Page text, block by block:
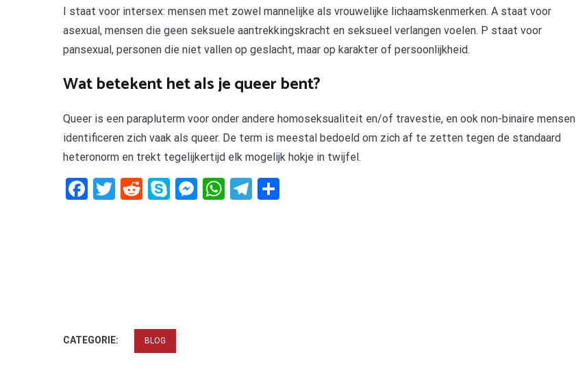
I staat voor intersex: mensen met zowel mannelijke als vrouwelijke lichaamskenmerken. A staat voor
asexual, mensen die geen seksuele aantrekkingskracht en seksueel verlangen voelen. P staat voor
pansexual, personen die niet vallen op geslacht, maar op karakter of persoonlijkheid.
Wat betekent het als je queer bent?
Queer is een parapluterm voor onder andere homoseksualiteit en/of travestie, en ook non-binaire mensen
identificeren zich vaak als queer. De term is meestal bedoeld om zich af te zetten tegen de standaard
heteronorm en trekt tegelijkertijd elk mogelijk hokje in twijfel.
Facebook
Twitter
RedditSkypeMessenger
WhatsApp
Telegram
CATEGORIE: BLOG